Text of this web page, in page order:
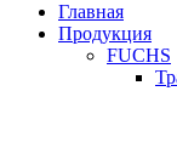
Главная
Продукция
FUCHS